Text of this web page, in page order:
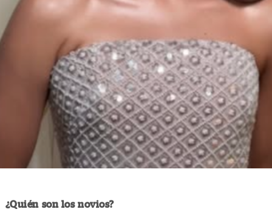
¿Quién son los novios?